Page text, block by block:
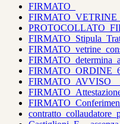
FIRMATO_